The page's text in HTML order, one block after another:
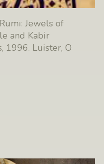
Jewels of
and Kabir
1996. Luister, O